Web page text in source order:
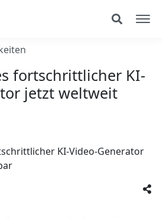
fortschrittlicher KI-
jetzt weltweit